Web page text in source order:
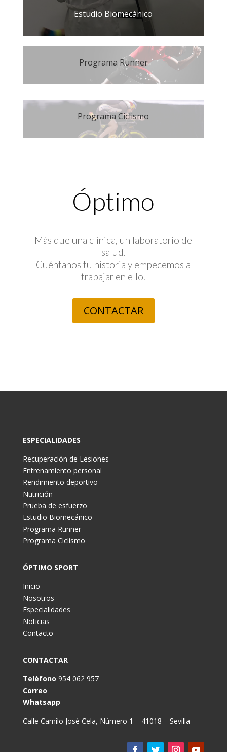
Estudio Biomecánico
Programa Runner
Programa Ciclismo
Óptimo
Más que una clínica, un laboratorio de
salud.
Cuéntanos tu historia y empecemos a
trabajar en ello.
CONTACTAR
ESPECIALIDADES
Recuperación de Lesiones
Entrenamiento personal
Rendimiento deportivo
Nutrición
Prueba de esfuerzo
Estudio Biomecánico
Programa Runner
Programa Ciclismo
ÓPTIMO SPORT
Inicio
Nosotros
Especialidades
Noticias
Contacto
CONTACTAR
Teléfono 954 062 957
Correo
Whatsapp
Calle Camilo José Cela, Número 1 – 41018 – Sevilla